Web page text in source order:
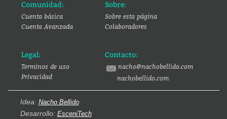
Comunidad:
Cuenta básica
Cuenta Avanzada
Sobre:
Sobre esta página
Colaboradores
Legal:
Terminos de uso
Privacidad
Contacto:
nacho@nachobellido.com
nachobellido.com
Idea: Nacho Bellido
Desarrollo: EsceniTech